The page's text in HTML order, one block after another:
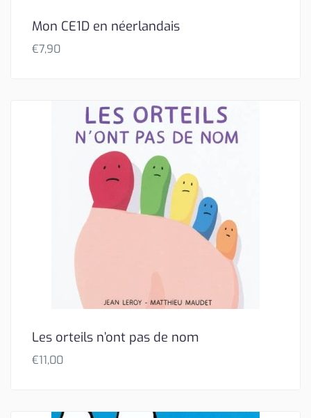
Mon CE1D en néerlandais
€7,90
Les orteils n’ont pas de nom
€11,00